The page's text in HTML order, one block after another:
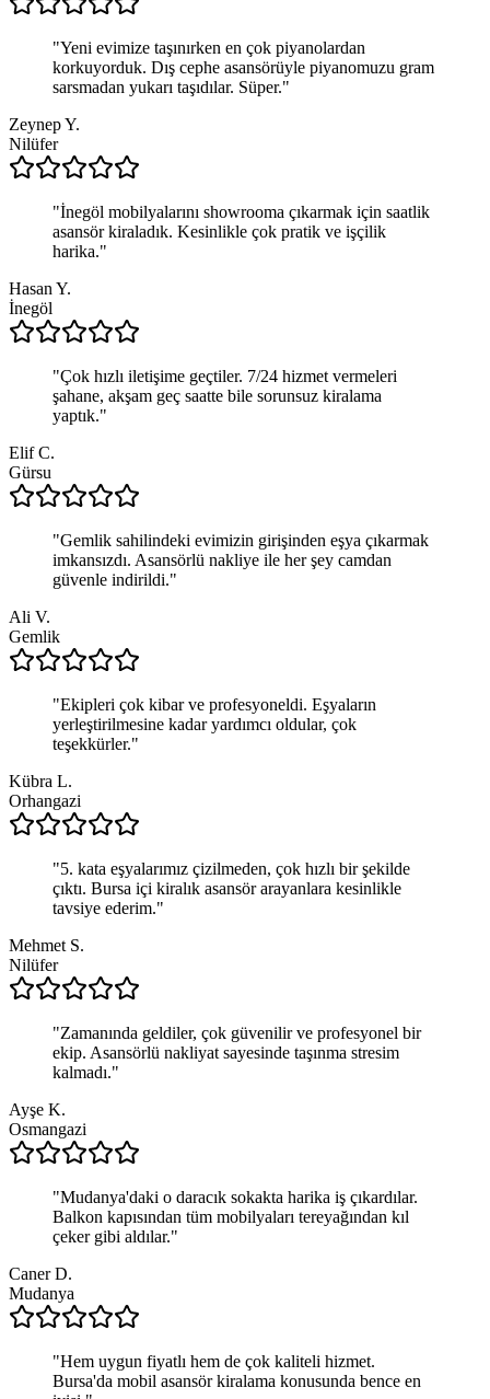
"Yeni evimize taşınırken en çok piyanolardan
korkuyorduk. Dış cephe asansörüyle piyanomuzu gram
sarsmadan yukarı taşıdılar. Süper."
Zeynep Y.
Nilüfer
"İnegöl mobilyalarını showrooma çıkarmak için saatlik
asansör kiraladık. Kesinlikle çok pratik ve işçilik
harika."
Hasan Y.
İnegöl
"Çok hızlı iletişime geçtiler. 7/24 hizmet vermeleri
şahane, akşam geç saatte bile sorunsuz kiralama
yaptık."
Elif C.
Gürsu
"Gemlik sahilindeki evimizin girişinden eşya çıkarmak
imkansızdı. Asansörlü nakliye ile her şey camdan
güvenle indirildi."
Ali V.
Gemlik
"Ekipleri çok kibar ve profesyoneldi. Eşyaların
yerleştirilmesine kadar yardımcı oldular, çok
teşekkürler."
Kübra L.
Orhangazi
"5. kata eşyalarımız çizilmeden, çok hızlı bir şekilde
çıktı. Bursa içi kiralık asansör arayanlara kesinlikle
tavsiye ederim."
Mehmet S.
Nilüfer
"Zamanında geldiler, çok güvenilir ve profesyonel bir
ekip. Asansörlü nakliyat sayesinde taşınma stresim
kalmadı."
Ayşe K.
Osmangazi
"Mudanya'daki o daracık sokakta harika iş çıkardılar.
Balkon kapısından tüm mobilyaları tereyağından kıl
çeker gibi aldılar."
Caner D.
Mudanya
"Hem uygun fiyatlı hem de çok kaliteli hizmet.
Bursa'da mobil asansör kiralama konusunda bence en